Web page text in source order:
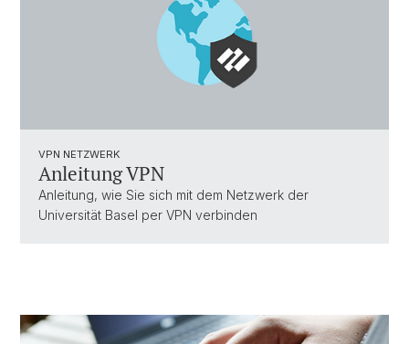
VPN NETZWERK
Anleitung VPN
Anleitung, wie Sie sich mit dem Netzwerk der
Universität Basel per VPN verbinden